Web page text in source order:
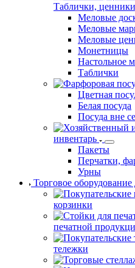
Таблички,
Меловые
Меловые
Меловые
Монетницы
Настольное
Таблички
Цветная
Белая посуда
Посуда вне
инвентарь
Пакеты
Перчатки,
Урны
Торговое оборудование
корзинки
печатной
тележки